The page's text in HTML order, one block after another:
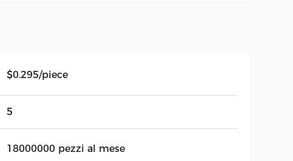
$0.295/piece
5
18000000 pezzi al mese